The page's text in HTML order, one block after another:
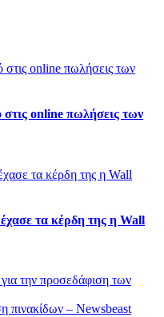
online πωλήσεις των
τα κέρδη της η Wall
την προσεδάφιση των
πινακίδων – Newsbeast